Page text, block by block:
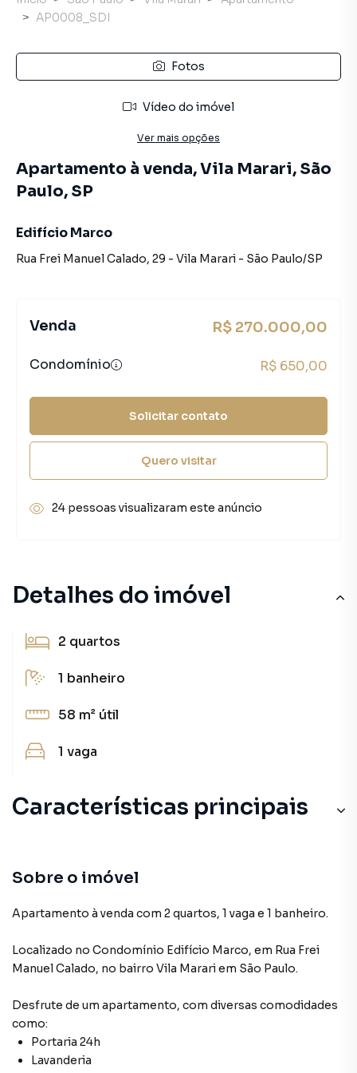
Detalhes do imóvel
2 quartos
1 banheiro
58 m² útil
1 vaga
Características principais
Armário Cozinha
Sala de Jantar
Andar Alto
Sobre o imóvel
Apartamento à venda com 2 quartos, 1 vaga e 1 banheiro.
Localizado no Condomínio Edifício Marco, em Rua Frei
Manuel Calado, no bairro Vila Marariem São Paulo.
Desfrute de um apartamento, com diversas comodidades
como:
Portaria 24h
Lavanderia
AP0008_SDI
Fotos
Vídeo do imóvel
Ver mais opções
Apartamento à venda, Vila Marari, São
Paulo, SP
Edifício Marco
Rua Frei Manuel Calado, 29 - Vila Marari - São Paulo/SP
Venda R$ 270.000,00
Condomínio R$ 650,00
Solicitar contato
Quero visitar
24 pessoas visualizaram este anúncio